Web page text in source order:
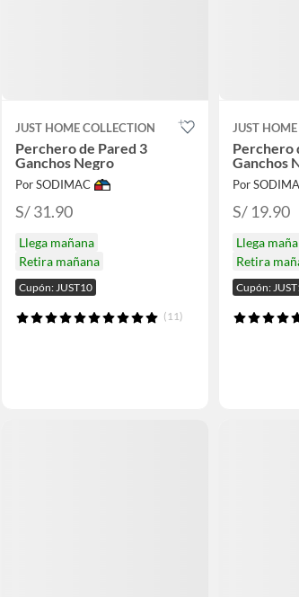
JUST HOME COLLECTION
Perchero de Pared 3
Ganchos Negro
Por SODIMAC
S/ 31.90
Llega mañana
Retira mañana
Cupón: JUST10
(11)
JUST
Perchero
Ganchos
Por
S/ 19.90
Llega
Retira
Cupón: